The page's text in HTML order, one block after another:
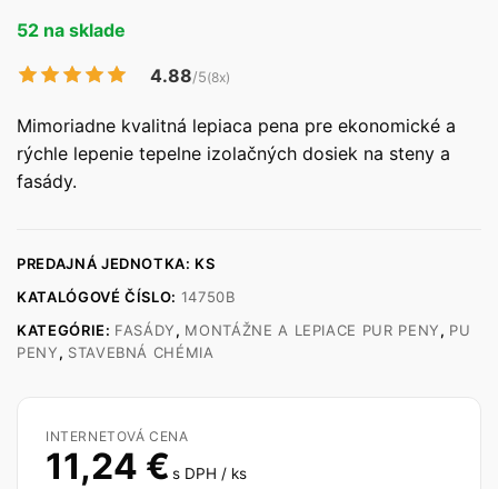
52 na sklade
4.88/5(8x)
Mimoriadne kvalitná lepiaca pena pre ekonomické a
rýchle lepenie tepelne izolačných dosiek na steny a
fasády.
PREDAJNÁ JEDNOTKA: KS
KATALÓGOVÉ ČÍSLO: 14750B
KATEGÓRIE: FASÁDY, MONTÁŽNE A LEPIACE PUR PENY, PU
PENY, STAVEBNÁ CHÉMIA
INTERNETOVÁ CENA
11,24 € s DPH / ks